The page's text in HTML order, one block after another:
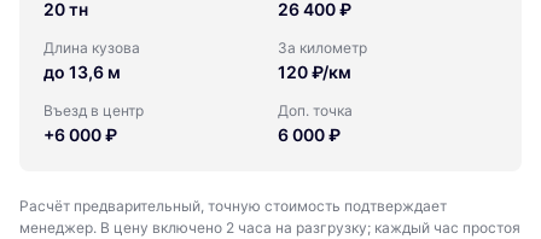
20 тн 26 400 ₽
Длина кузова
до 13,6 м
За километр
120 ₽/км
Въезд в центр
+6 000 ₽
Доп. точка
6 000 ₽
Расчёт предварительный, точную стоимость подтверждает
менеджер. В цену включено 2 часа на разгрузку; каждый час простоя